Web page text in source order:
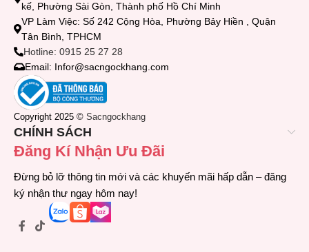
kế, Phường Sài Gòn, Thành phố Hồ Chí Minh
VP Làm Việc: Số 242 Cộng Hòa, Phường Bảy Hiền , Quận
Tân Bình, TPHCM
Hotline: 0915 25 27 28
Email: Infor@sacngockhang.com
Copyright 2025 © Sacngockhang
CHÍNH SÁCH
Đăng Kí Nhận Ưu Đãi
Đừng bỏ lỡ thông tin mới và các khuyến mãi hấp dẫn – đăng
ký nhận thư ngay hôm nay!